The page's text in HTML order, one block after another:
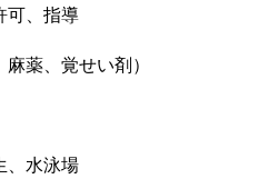
可、指導
薬、覚せい剤）
、水泳場